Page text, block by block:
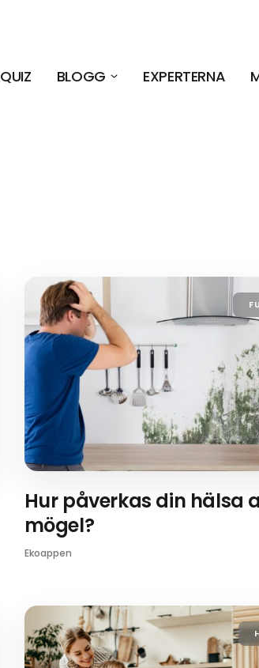
QUIZ BLOGG EXPERTERNA
Hur påverkas din hälsa
mögel?
Ekoappen